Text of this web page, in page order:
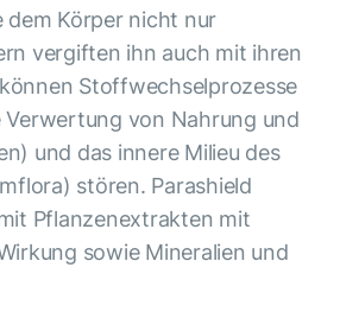
dem Körper nicht nur
vergiften ihn auch mit ihren
Stoffwechselprozesse
Verwertung von Nahrung und
und das innere Milieu des
stören. Parashield
Pflanzenextrakten mit
sowie Mineralien und